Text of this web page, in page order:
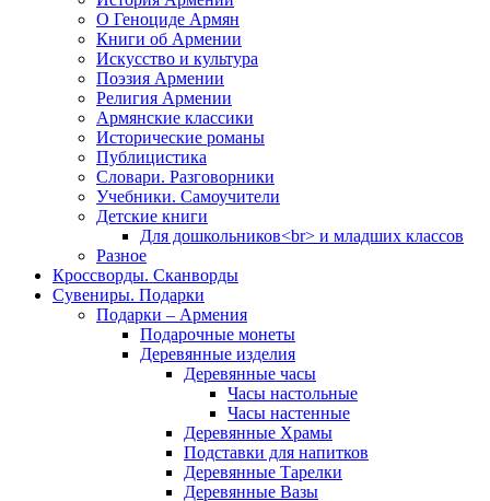
О Геноциде Армян
Книги об Армении
Иcкусство и культура
Поэзия Армении
Религия Армении
Армянские классики
Исторические романы
Публицистика
Словари. Разговорники
Учебники. Самоучители
Детские книги
Для дошкольников<br> и младших классов
Разное
Кроссворды. Сканворды
Сувениры. Подарки
Подарки – Армения
Подарочные монеты
Деревянные изделия
Деревянные часы
Часы настольные
Часы настенные
Деревянные Храмы
Подставки для напитков
Деревянные Тарелки
Деревянные Вазы